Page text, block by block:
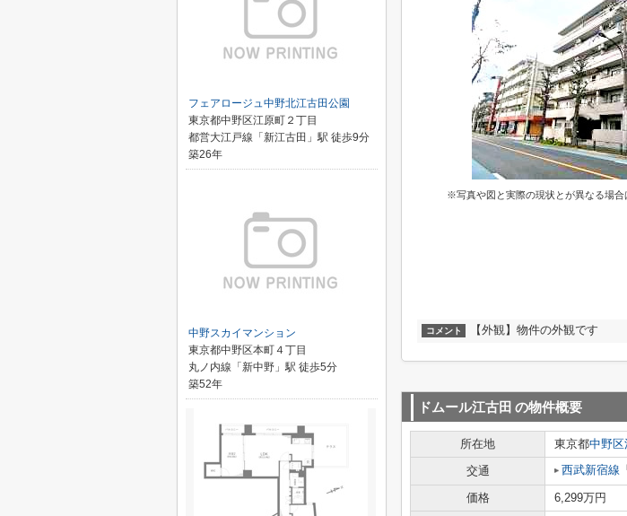
※写真や図と実際の現状とが異なる場
コメント 【外観】物件の外観です
ドムール江古田 の物件概要
所在地 東京都中野区
交通
西武新宿線 「
価格 6,299万円
フェアロージュ中野北江古田公園
東京都中野区江原町２丁目
都営大江戸線「新江古田」駅 徒歩9分
築26年
中野スカイマンション
東京都中野区本町４丁目
丸ノ内線「新中野」駅 徒歩5分
築52年